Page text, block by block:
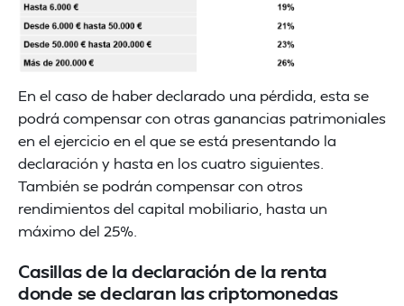
En el caso de haber declarado una pérdida, esta se
podrá compensar con otras ganancias patrimoniales
en el ejercicio en el que se está presentando la
declaración y hasta en los cuatro siguientes.
También se podrán compensar con otros
rendimientos del capital mobiliario, hasta un
máximo del 25%.
Casillas de la declaración de la renta
donde se declaran las criptomonedas